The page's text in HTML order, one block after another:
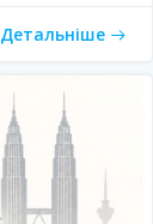
Детальніше